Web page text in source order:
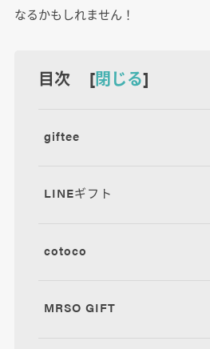
なるかもしれません！
目次 [閉じる]
giftee
LINEギフト
cotoco
MRSO GIFT